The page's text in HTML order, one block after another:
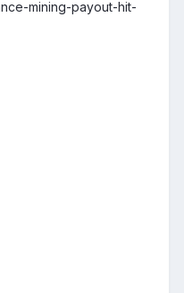
mining-payout-hit-